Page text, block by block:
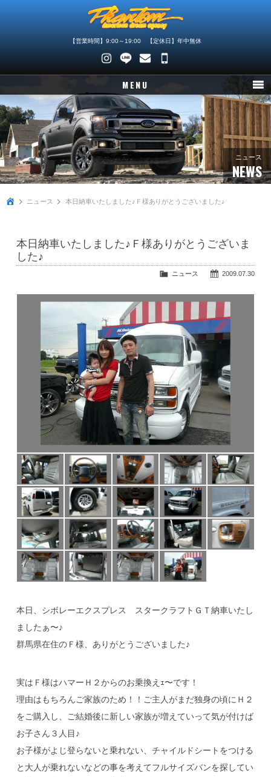
【営業時間】9:00～19:00 【定休日】年中無休
048-
745-
4446
MENU
ニュース
在庫車情報
パーツ情報
メンテナンス
買取査定
ニュース
NEWS
ニュース 本日納車いたしました♪Ｆ様ありがとうございました♪
本日納車いたしました♪Ｆ様ありがとうございま
した♪
2009.07.30
ニュース
本日、シボレーエクスプレス スタークラフトＧＴ納車いたし
ましたぁ〜♪
群馬県在住のＦ様、ありがとうございました♪
実はＦ様はハマーＨ２からのお乗換えｪ〜です！
理由はもちろんご家族のため！！ご主人がまだ独身の頃にＨ２
をご購入し、ご結婚後に新しい家族が増えていって気が付けば
お子さん３人目♪
お子様がよじ登らないと乗れない、チャイルドシートをつける
と大人が乗れないなどの事を考えてフルサイズバンを探してい